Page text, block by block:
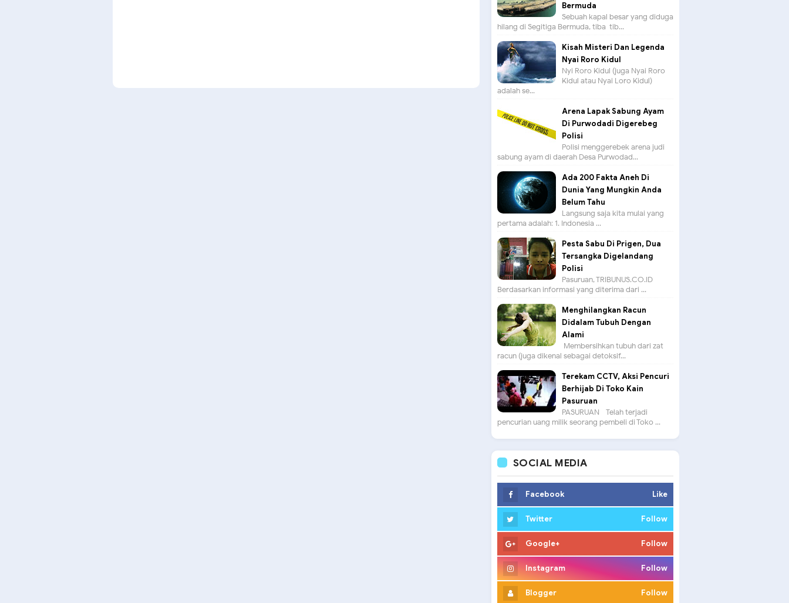
Bermuda
Sebuah kapal besar yang diduga
hilang di Segitiga Bermuda, tiba-tib...
Kisah Misteri Dan Legenda
Nyai Roro Kidul
Nyi Roro Kidul (juga Nyai Roro
Kidul atau Nyai Loro Kidul)
adalah se...
Arena Lapak Sabung Ayam
Di Purwodadi Digerebeg
Polisi
Polisi menggerebek arena judi
sabung ayam di daerah Desa Purwodad...
Ada 200 Fakta Aneh Di
Dunia Yang Mungkin Anda
Belum Tahu
Langsung saja kita mulai yang
pertama adalah: 1. Indonesia ...
Pesta Sabu Di Prigen, Dua
Tersangka Digelandang
Polisi
Pasuruan, TRIBUNUS.CO.ID -
Berdasarkan informasi yang diterima dari ...
Menghilangkan Racun
Didalam Tubuh Dengan
Alami
Membersihkan tubuh dari zat
racun (juga dikenal sebagai detoksif...
Terekam CCTV, Aksi Pencuri
Berhijab Di Toko Kain
Pasuruan
PASURUAN - Telah terjadi
pencurian uang milik seorang pembeli di Toko ...
SOCIAL MEDIA
Facebook Like
Twitter Follow
Google+ Follow
Instagram Follow
Blogger Follow